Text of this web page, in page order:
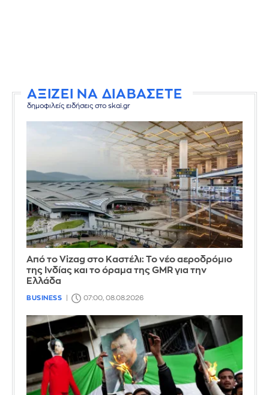
ΑΞΙΖΕΙ ΝΑ ΔΙΑΒΑΣΕΤΕ
δημοφιλείς ειδήσεις στο skai.gr
Από το Vizag στο Καστέλι: Το νέο αεροδρόμιο
της Ινδίας και το όραμα της GMR για την
Ελλάδα
BUSINESS 07:00, 08.08.2026